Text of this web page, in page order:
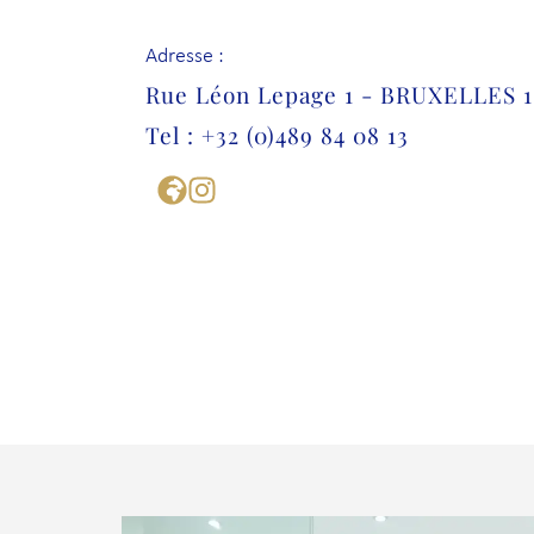
Adresse :
Rue Léon Lepage 1 - BRUXELLES
Tel : +32 (0)489 84 08 13